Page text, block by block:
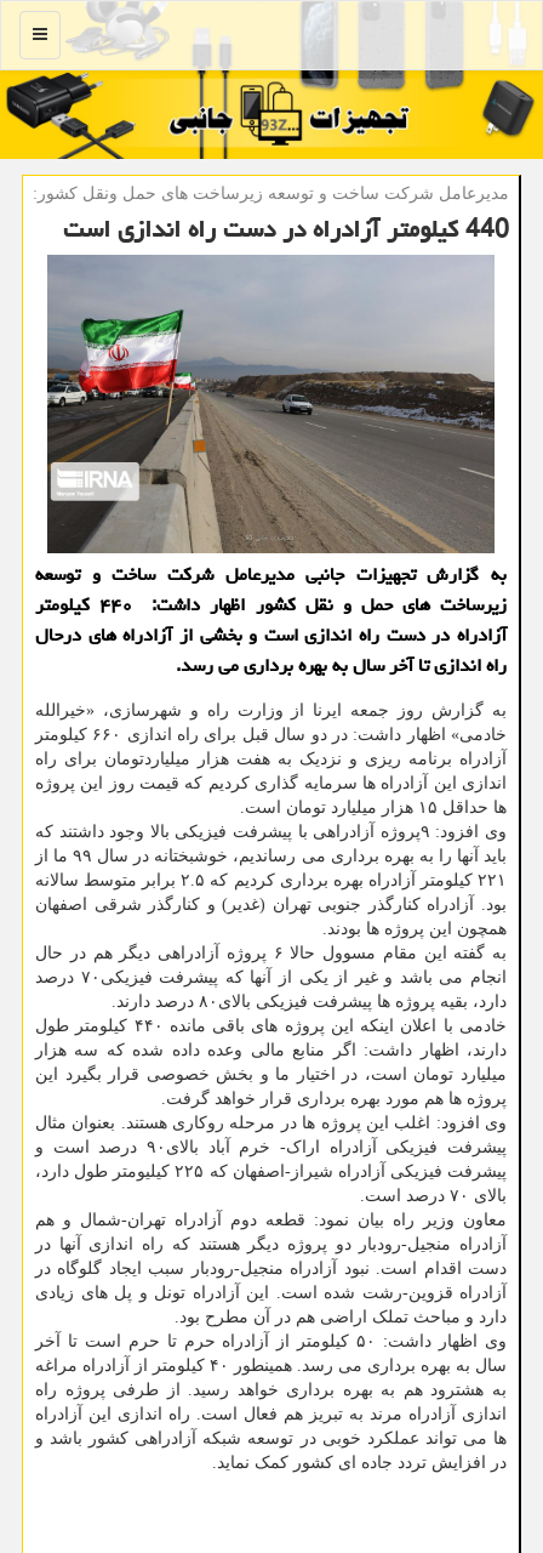
منو
مدیرعامل شركت ساخت و توسعه زیرساخت های حمل ونقل كشور:
440 كیلومتر آزادراه در دست راه اندازی است
به گزارش تجهیزات جانبی مدیرعامل شرکت ساخت و توسعه
زیرساخت های حمل و نقل کشور اظهار داشت: ۴۴۰ کیلومتر
آزادراه در دست راه اندازی است و بخشی از آزادراه های درحال
راه اندازی تا آخر سال به بهره برداری می رسد.
به گزارش روز جمعه ایرنا از وزارت راه و شهرسازی، «خیرالله
خادمی» اظهار داشت: در دو سال قبل برای راه اندازی ۶۶۰ کیلومتر
آزادراه برنامه ریزی و نزدیک به هفت هزار میلیاردتومان برای راه
اندازی این آزادراه ها سرمایه گذاری کردیم که قیمت روز این پروژه
ها حداقل ۱۵ هزار میلیارد تومان است.
وی افزود: ۹پروژه آزادراهی با پیشرفت فیزیکی بالا وجود داشتند که
باید آنها را به بهره برداری می رساندیم، خوشبختانه در سال ۹۹ ما از
۲۲۱ کیلومتر آزادراه بهره برداری کردیم که ۲.۵ برابر متوسط سالانه
بود. آزادراه کنارگذر جنوبی تهران (غدیر) و کنارگذر شرقی اصفهان
همچون این پروژه ها بودند.
به گفته این مقام مسوول حالا ۶ پروژه آزادراهی دیگر هم در حال
انجام می باشد و غیر از یکی از آنها که پیشرفت فیزیکی۷۰ درصد
دارد، بقیه پروژه ها پیشرفت فیزیکی بالای۸۰ درصد دارند.
خادمی با اعلان اینکه این پروژه های باقی مانده ۴۴۰ کیلومتر طول
دارند، اظهار داشت: اگر منابع مالی وعده داده شده که سه هزار
میلیارد تومان است، در اختیار ما و بخش خصوصی قرار بگیرد این
پروژه ها هم مورد بهره برداری قرار خواهد گرفت.
وی افزود: اغلب این پروژه ها در مرحله روکاری هستند. بعنوان مثال
پیشرفت فیزیکی آزادراه اراک- خرم آباد بالای۹۰ درصد است و
پیشرفت فیزیکی آزادراه شیراز-اصفهان که ۲۲۵ کیلیومتر طول دارد،
بالای ۷۰ درصد است.
معاون وزیر راه بیان نمود: قطعه دوم آزادراه تهران-شمال و هم
آزادراه منجیل-رودبار دو پروژه دیگر هستند که راه اندازی آنها در
دست اقدام است. نبود آزادراه منجیل-رودبار سبب ایجاد گلوگاه در
آزادراه قزوین-رشت شده است. این آزادراه تونل و پل های زیادی
دارد و مباحث تملک اراضی هم در آن مطرح بود.
وی اظهار داشت: ۵۰ کیلومتر از آزادراه حرم تا حرم است تا آخر
سال به بهره برداری می رسد. همینطور ۴۰ کیلومتر از آزادراه مراغه
به هشترود هم به بهره برداری خواهد رسید. از طرفی پروژه راه
اندازی آزادراه مرند به تبریز هم فعال است. راه اندازی این آزادراه
ها می تواند عملکرد خوبی در توسعه شبکه آزادراهی کشور باشد و
در افزایش تردد جاده ای کشور کمک نماید.